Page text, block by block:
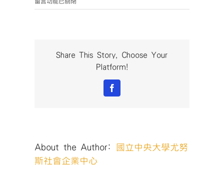
尤
國
Share This Story, Choose Your
Platform!
Facebook
About the Author:
國立中央大學尤努
斯社會企業中心